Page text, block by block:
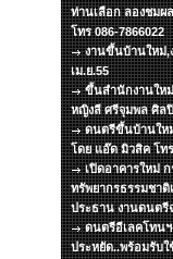
ท่านเลือก ลองชมผ
โทร 086-7866022
งานขึ้นบ้านใหม่,
เม.ย.55
ขึ้นสำนักงานให
หญิงลี ศรีจุมพล ศิล
ดนตรีขึ้นบ้านใหม่
โดย แอ๊ด มิวสิค โท
เปิดอาคารใหม่
ทรัพยากรธรรมชาติ
ประธาน งานดนตรี
ดนตรีอีเลคโทน
ประหยัด..พร้อมรับใ